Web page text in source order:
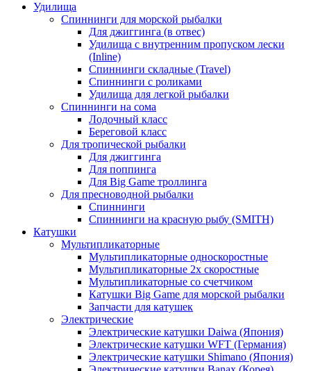
Удилища
Спиннинги для морской рыбалки
Для джиггинга (в отвес)
Удилища с внутренним пропуском лески
(Inline)
Спиннинги складные (Travel)
Спиннинги с роликами
Удилища для легкой рыбалки
Спиннинги на сома
Лодочный класс
Береговой класс
Для тропической рыбалки
Для джиггинга
Для поппинга
Для Big Game троллинга
Для пресноводной рыбалки
Спиннинги
Спиннинги на красную рыбу (SMITH)
Катушки
Мультипликаторные
Мультипликаторные односкоростные
Мультипликаторные 2х скоростные
Мультипликаторные со счетчиком
Катушки Big Game для морской рыбалки
Запчасти для катушек
Электрические
Электрические катушки Daiwa (Япония)
Электрические катушки WFT (Германия)
Электрические катушки Shimano (Япония)